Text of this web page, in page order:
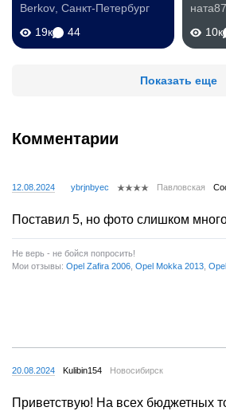
Berkov Санкт-Петербург
19к
44
ната87
10к
Показать еще
Комментарии
12.08.2024 ybrjnbyec Павловская
Поставил 5, но фото слишком
Не верь - не бойся попросить!
Мои отзывы: Opel Zafira 2006 Opel Mokka 2013
20.08.2024 Kulibin154 Новосибирск
Приветствую! На всех бюджетных